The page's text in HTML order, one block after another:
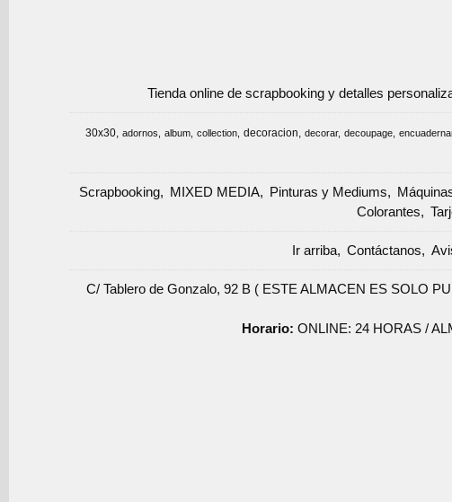
Tienda online de scrapbooking y detalles
30x30 adornos album collection decoracion decorar decoupage
Scrapbooking MIXED MEDIA Pinturas y Mediums
Colorantes
Ir arriba Contáctanos
C/ Tablero de Gonzalo, 92 B ( ESTE ALMACEN ES SOLO
Horario:ONLINE: 24 HORAS /